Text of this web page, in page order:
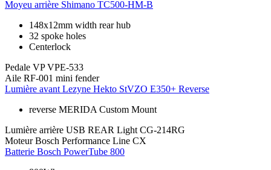
Moyeu arrière Shimano TC500-HM-B
148x12mm width rear hub
32 spoke holes
Centerlock
Pedale VP VPE-533
Aile RF-001 mini fender
Lumière avant Lezyne Hekto StVZO E350+ Reverse
reverse MERIDA Custom Mount
Lumière arrière USB REAR Light CG-214RG
Moteur Bosch Performance Line CX
Batterie Bosch PowerTube 800